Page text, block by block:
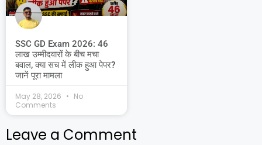
SSC GD Exam 2026: 46
लाख उम्मीदवारों के बीच मचा
बवाल, क्या सच में लीक हुआ पेपर?
जानें पूरा मामला
May 28, 2026
No
Comments
Leave a Comment